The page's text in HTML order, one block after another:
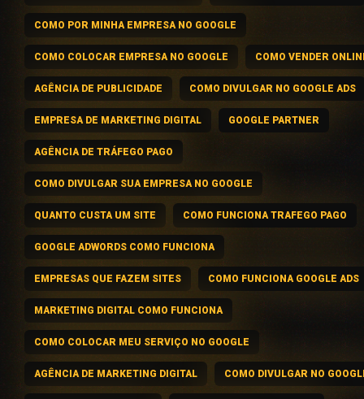
COMO POR MINHA EMPRESA NO GOOGLE
COMO COLOCAR EMPRESA NO GOOGLE COMO VENDER
AGÊNCIA DE PUBLICIDADE COMO DIVULGAR NO GOOGLE ADS
EMPRESA DE MARKETING DIGITAL GOOGLE PARTNER
AGÊNCIA DE TRÁFEGO PAGO
COMO DIVULGAR SUA EMPRESA NO GOOGLE
QUANTO CUSTA UM SITE COMO FUNCIONA TRAFEGO PAGO
GOOGLE ADWORDS COMO FUNCIONA
EMPRESAS QUE FAZEM SITES COMO FUNCIONA GOOGLE ADS
MARKETING DIGITAL COMO FUNCIONA
COMO COLOCAR MEU SERVIÇO NO GOOGLE
AGÊNCIA DE MARKETING DIGITAL COMO DIVULGAR NO